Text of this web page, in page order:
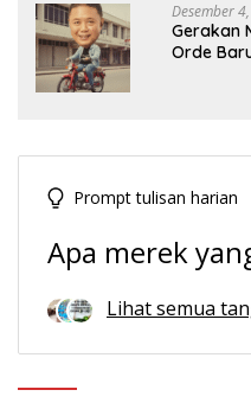
Desember
Gerakan
Orde
Prompt tulisan harian
Apa merek
Lihat semua